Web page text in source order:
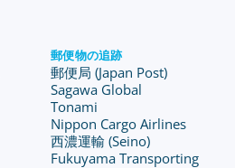
郵便物の追跡
郵便局 (Japan Post)
Sagawa Global
Tonami
Nippon Cargo Airlines
西濃運輸 (Seino)
Fukuyama Transporting